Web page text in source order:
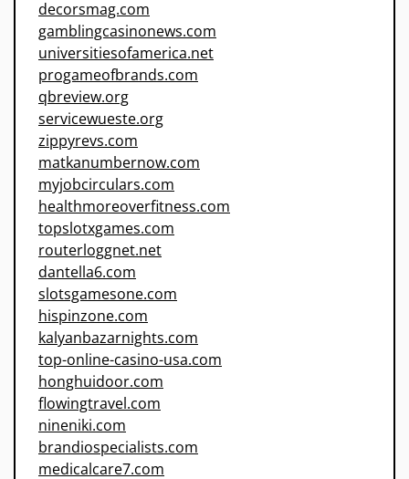
decorsmag.com
gamblingcasinonews.com
universitiesofamerica.net
progameofbrands.com
qbreview.org
servicewueste.org
zippyrevs.com
matkanumbernow.com
myjobcirculars.com
healthmoreoverfitness.com
topslotxgames.com
routerloggnet.net
dantella6.com
slotsgamesone.com
hispinzone.com
kalyanbazarnights.com
top-online-casino-usa.com
honghuidoor.com
flowingtravel.com
nineniki.com
brandiospecialists.com
medicalcare7.com